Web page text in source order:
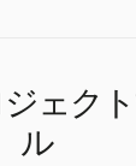
ェク
ル